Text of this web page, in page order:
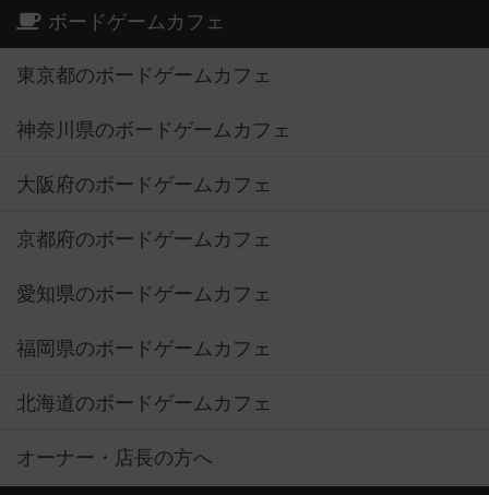
ボードゲームカフェ
東京都のボードゲームカフェ
神奈川県のボードゲームカフェ
大阪府のボードゲームカフェ
京都府のボードゲームカフェ
愛知県のボードゲームカフェ
福岡県のボードゲームカフェ
北海道のボードゲームカフェ
オーナー・店長の方へ